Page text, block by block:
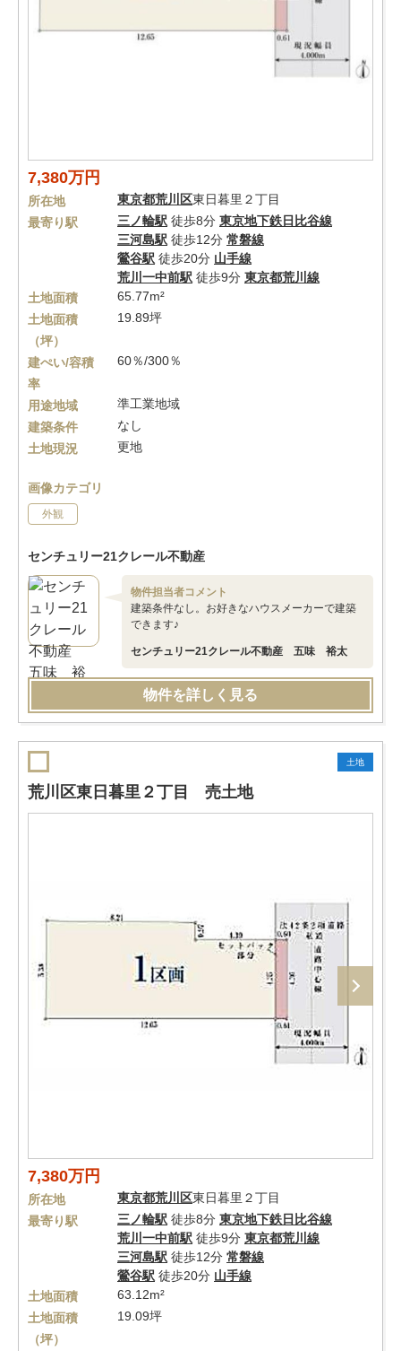
7,380万円
所在地 東京都荒川区東日暮里２丁目
最寄り駅
三ノ輪駅 徒歩8分 東京地下鉄日比谷線
三河島駅 徒歩12分 常磐線
鶯谷駅 徒歩20分 山手線
荒川一中前駅 徒歩9分 東京都荒川線
土地面積
65.77m²
土地面積
（坪）
19.89坪
建ぺい/容積
率
60％/300％
用途地域
準工業地域
建築条件
なし
土地現況
更地
画像カテゴリ
外観
センチュリー21クレール不動産
物件担当者コメント
建築条件なし。お好きなハウスメーカーで建築
できます♪
センチュリー21クレール不動産 五味 裕太
物件を詳しく見る
土地
荒川区東日暮里２丁目 売土地
7,380万円
所在地 東京都荒川区東日暮里２丁目
最寄り駅
三ノ輪駅 徒歩8分 東京地下鉄日比谷線
荒川一中前駅 徒歩9分 東京都荒川線
三河島駅 徒歩12分 常磐線
鶯谷駅 徒歩20分 山手線
土地面積
63.12m²
土地面積
（坪）
19.09坪